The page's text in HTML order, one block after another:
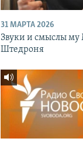
31 МАРТА 2026
Звуки и смыслы
Штедроня